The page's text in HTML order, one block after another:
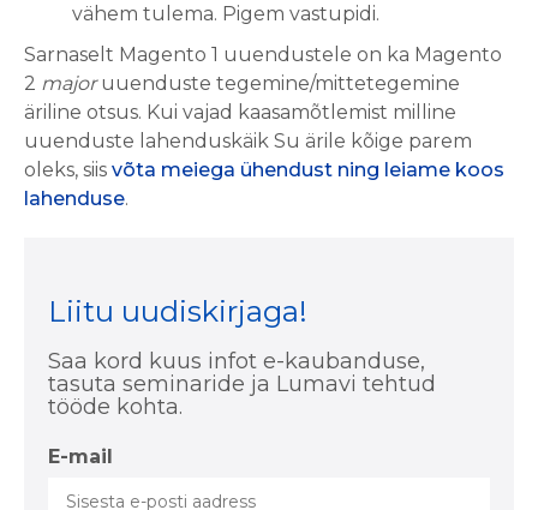
vähem tulema. Pigem vastupidi.
Sarnaselt Magento 1 uuendustele on ka Magento
2 majoruuenduste tegemine/mittetegemine
äriline otsus. Kui vajad kaasamõtlemist milline
uuenduste lahenduskäik Su ärile kõige parem
oleks, siis võta meiega ühendust ning leiame koos
lahenduse.
Liitu uudiskirjaga!
Saa kord kuus infot e-kaubanduse,
tasuta seminaride ja Lumavi tehtud
tööde kohta.
E-mail